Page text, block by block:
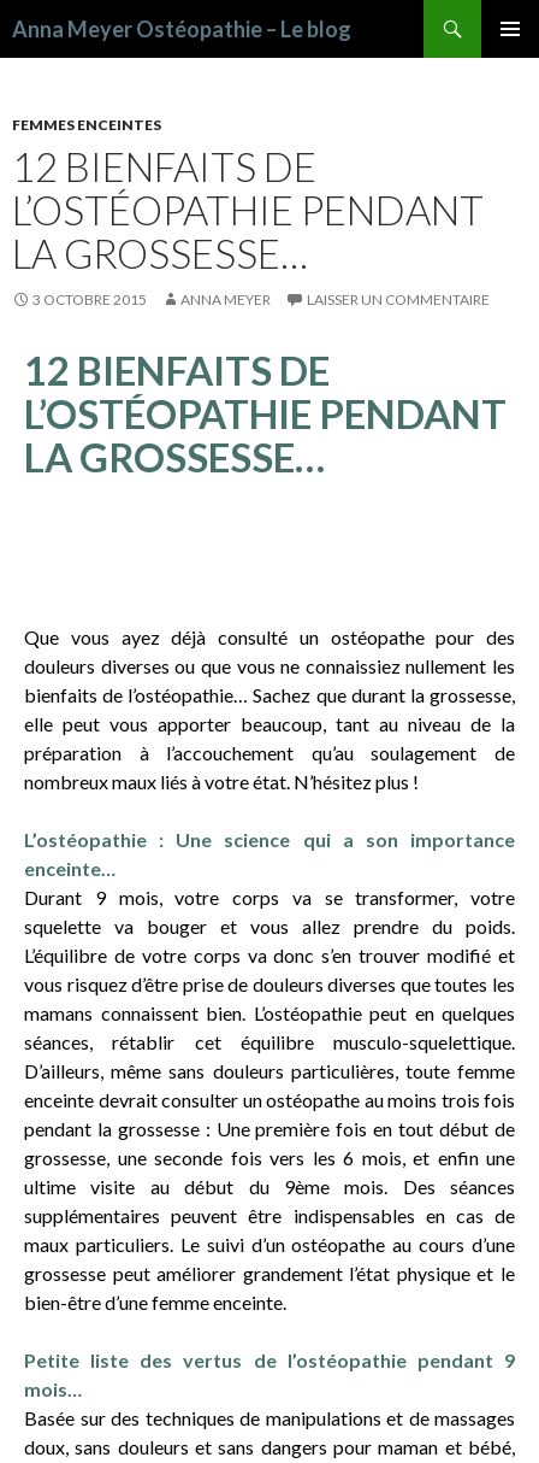
Anna Meyer Ostéopathie – Le blog
FEMMES ENCEINTES
12 BIENFAITS DE
L’OSTÉOPATHIE PENDANT
LA GROSSESSE…
3 OCTOBRE 2015 ANNA MEYER LAISSER UN COMMENTAIRE
12 BIENFAITS DE
L’OSTÉOPATHIE PENDANT
LA GROSSESSE…
Que vous ayez déjà consulté un ostéopathe pour des
douleurs diverses ou que vous ne connaissiez nullement les
bienfaits de l’ostéopathie… Sachez que durant la grossesse,
elle peut vous apporter beaucoup, tant au niveau de la
préparation à l’accouchement qu’au soulagement de
nombreux maux liés à votre état. N’hésitez plus !
L’ostéopathie : Une science qui a son importance
enceinte…
Durant 9 mois, votre corps va se transformer, votre
squelette va bouger et vous allez prendre du poids.
L’équilibre de votre corps va donc s’en trouver modifié et
vous risquez d’être prise de douleurs diverses que toutes les
mamans connaissent bien. L’ostéopathie peut en quelques
séances, rétablir cet équilibre musculo-squelettique.
D’ailleurs, même sans douleurs particulières, toute femme
enceinte devrait consulter un ostéopathe au moins trois fois
pendant la grossesse : Une première fois en tout début de
grossesse, une seconde fois vers les 6 mois, et enfin une
ultime visite au début du 9ème mois. Des séances
supplémentaires peuvent être indispensables en cas de
maux particuliers. Le suivi d’un ostéopathe au cours d’une
grossesse peut améliorer grandement l’état physique et le
bien-être d’une femme enceinte.
Petite liste des vertus de l’ostéopathie pendant 9
mois…
Basée sur des techniques de manipulations et de massages
doux, sans douleurs et sans dangers pour maman et bébé,